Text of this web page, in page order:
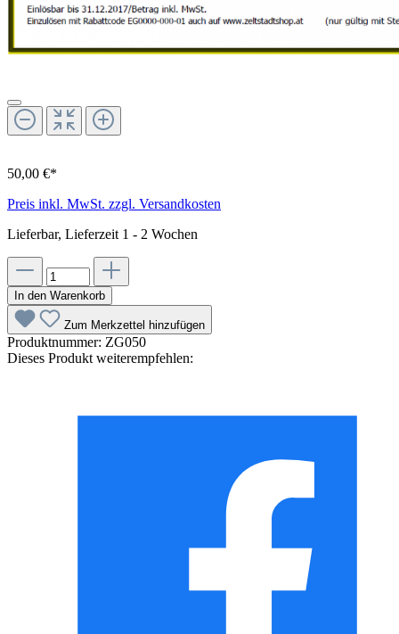
50,00 €*
Preis inkl. MwSt. zzgl. Versandkosten
Lieferbar, Lieferzeit 1 - 2 Wochen
In den Warenkorb
Zum Merkzettel hinzufügen
Produktnummer: ZG050
Dieses Produkt weiterempfehlen: